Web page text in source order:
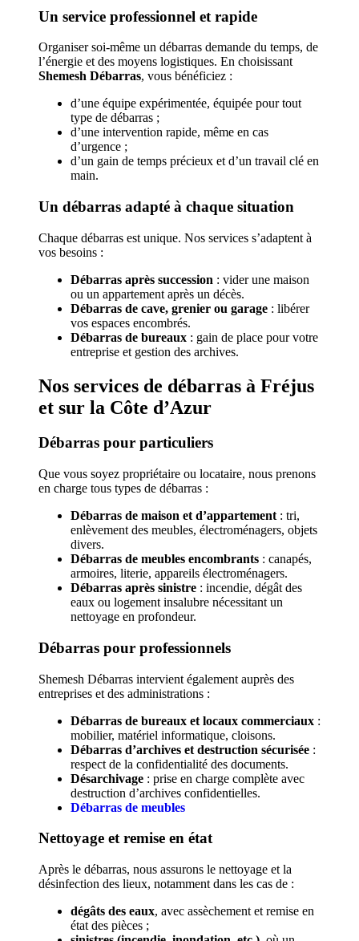
Un service professionnel et rapide
Organiser soi-même un débarras demande du temps, de
l’énergie et des moyens logistiques. En choisissant
Shemesh Débarras, vous bénéficiez :
d’une équipe expérimentée, équipée pour tout
type de débarras ;
d’une intervention rapide, même en cas
d’urgence ;
d’un gain de temps précieux et d’un travail clé en
main.
Un débarras adapté à chaque situation
Chaque débarras est unique. Nos services s’adaptent à
vos besoins :
Débarras après succession : vider une maison
ou un appartement après un décès.
Débarras de cave, grenier ou garage : libérer
vos espaces encombrés.
Débarras de bureaux : gain de place pour votre
entreprise et gestion des archives.
Nos services de débarras à Fréjus
et sur la Côte d’Azur
Débarras pour particuliers
Que vous soyez propriétaire ou locataire, nous prenons
en charge tous types de débarras :
Débarras de maison et d’appartement : tri,
enlèvement des meubles, électroménagers, objets
divers.
Débarras de meubles encombrants : canapés,
armoires, literie, appareils électroménagers.
Débarras après sinistre : incendie, dégât des
eaux ou logement insalubre nécessitant un
nettoyage en profondeur.
Débarras pour professionnels
Shemesh Débarras intervient également auprès des
entreprises et des administrations :
Débarras de bureaux et locaux commerciaux :
mobilier, matériel informatique, cloisons.
Débarras d’archives et destruction sécurisée :
respect de la confidentialité des documents.
Désarchivage : prise en charge complète avec
destruction d’archives confidentielles.
Débarras de meubles
Nettoyage et remise en état
Après le débarras, nous assurons le nettoyage et la
désinfection des lieux, notamment dans les cas de :
dégâts des eaux, avec assèchement et remise en
état des pièces ;